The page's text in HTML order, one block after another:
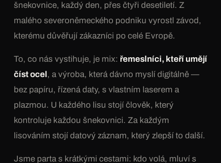
šnekovnice, každý den, přes čtyři desetiletí. Z
malého severoněmeckého podniku vyrostl závod,
kterému důvěřují zákazníci po celé Evropě.
To, co nás vystihuje, je mix: řemeslníci, kteří umějí
číst ocel , a výroba, která dávno myslí digitálně —
bez papíru, řízená daty, s vlastním laserem a
plazmou. U každého lisu stojí člověk, který
kontroluje každou šnekovnici. Za každým
lisováním stojí datový záznam, který zlepší to další.
Jsme parta s krátkými cestami: kdo volá, mluví s